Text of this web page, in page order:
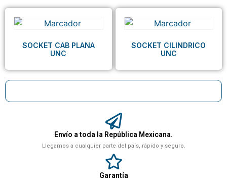
Envío a toda la República Mexicana.
Llegamos a cualquier parte del país, rápido y seguro.
Garantía
SOCKET CAB PLANA
UNC
SOCKET CILINDRICO
UNC